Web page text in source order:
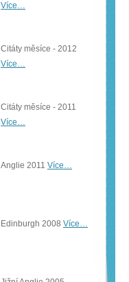
Více…
Citáty měsíce - 2012
Více…
Citáty měsíce - 2011
Více…
Anglie 2011 Více…
Edinburgh 2008 Více…